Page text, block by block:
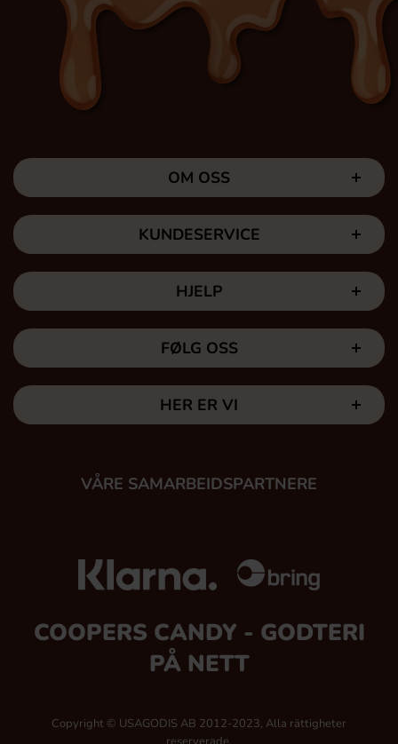
OM OSS
KUNDESERVICE
HJELP
FØLG OSS
HER ER VI
VÅRE SAMARBEIDSPARTNERE
COOPERS CANDY - GODTERI
PÅ NETT
Copyright © USAGODIS AB 2012-2023, Alla rättigheter